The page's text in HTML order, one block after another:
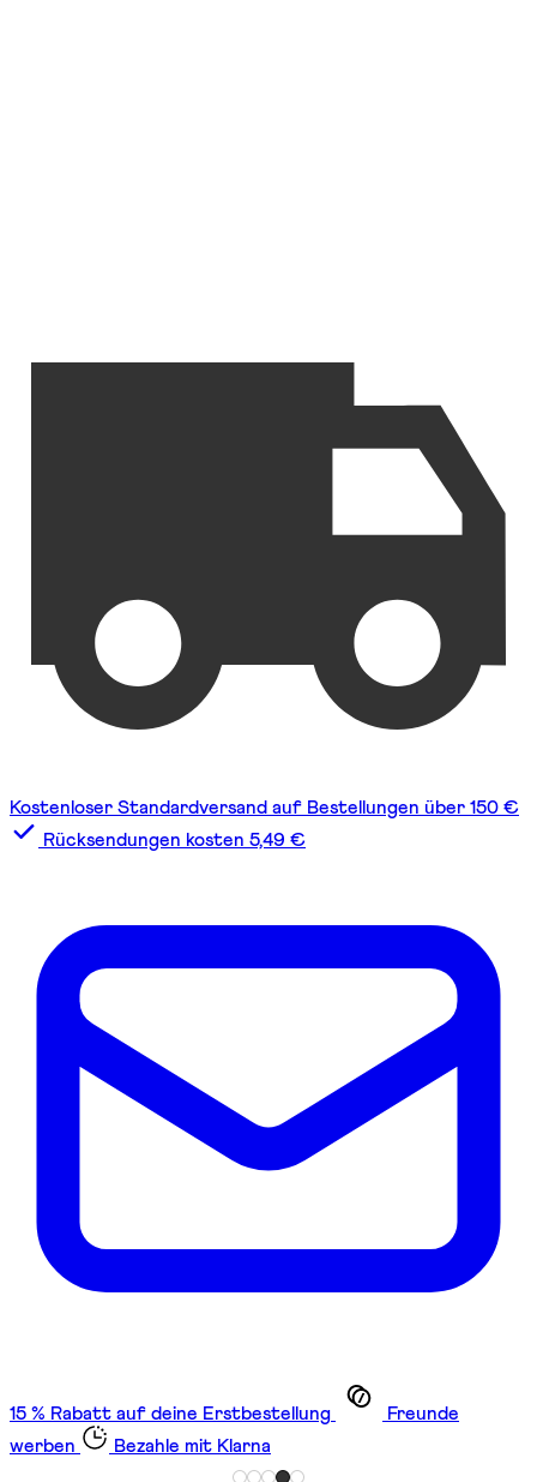
Kostenloser Standardversand auf Bestellungen über 150 €
Rücksendungen kosten 5,49 €
15 % Rabatt auf deine Erstbestellung
Freunde
werben
Bezahle mit Klarna